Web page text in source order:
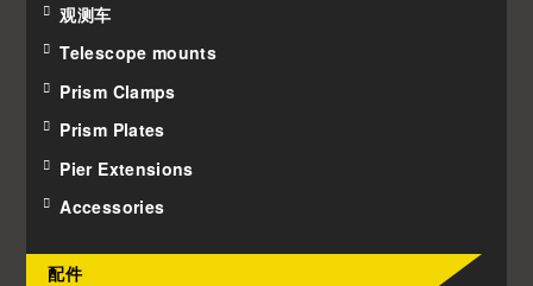
观测车
Telescope mounts
Prism Clamps
Prism Plates
Pier Extensions
Accessories
配件